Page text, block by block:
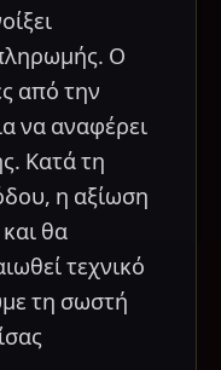
Ο
από την
να αναφέρει
Κατά τη
η αξίωση
θα
τεχνικό
τη σωστή